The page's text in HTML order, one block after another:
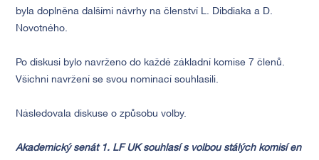
byla doplněna dalšími návrhy na členství L. Dibdiaka a D.
Novotného.
Po diskusi bylo navrženo do každé základní komise 7 členů.
Všichni navržení se svou nominací souhlasili.
Následovala diskuse o způsobu volby.
Akademický senát 1. LF UK souhlasí s volbou stálých komisí en